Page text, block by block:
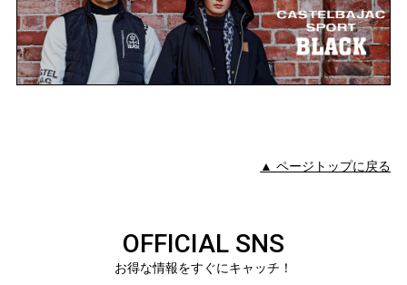
▲ ページトップに戻る
OFFICIAL SNS
お得な情報をすぐにキャッチ！